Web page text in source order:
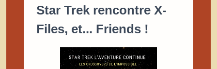
Star Trek rencontre X-
Files, et... Friends !